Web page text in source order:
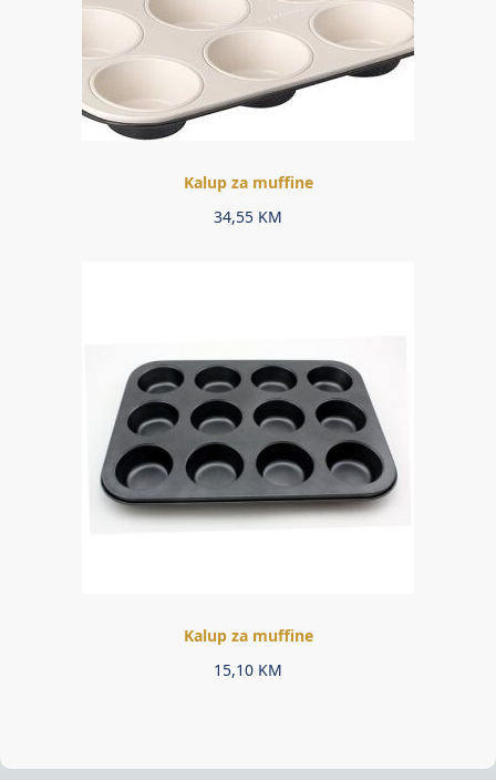
Kalup za muffine
34,55 KM
Kalup za muffine
15,10 KM